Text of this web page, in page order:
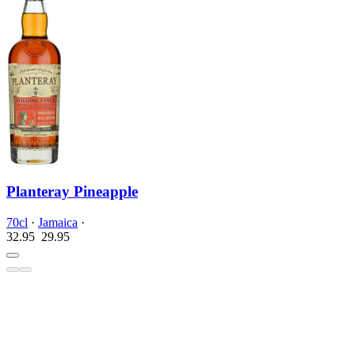
Planteray Pineapple
70cl · Jamaica ·
32.95 29.95